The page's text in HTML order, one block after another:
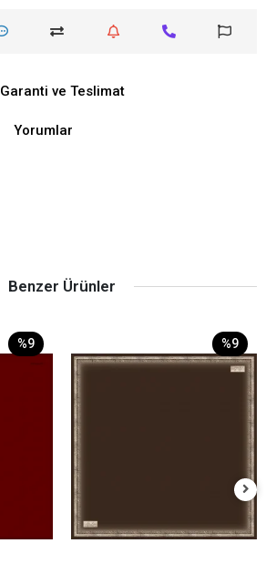
Garanti ve Teslimat
Yorumlar
Benzer Ürünler
%9 %9